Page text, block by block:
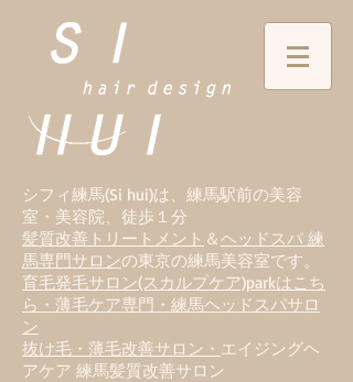
シフィ練馬(Si hui)は、 練馬駅前の美容
室・美容院、徒歩１分
髪質改善トリートメント ＆ヘッドスパ 練
馬専門サロンの東京の練馬美容室です。
育毛発毛サロン(スカルプケア)parkはこち
ら・薄毛ケア専門・練馬ヘッドスパサロ
ン
抜け毛・薄毛改善サロン・ エイジングヘ
アケア 練馬髪質改善サロン